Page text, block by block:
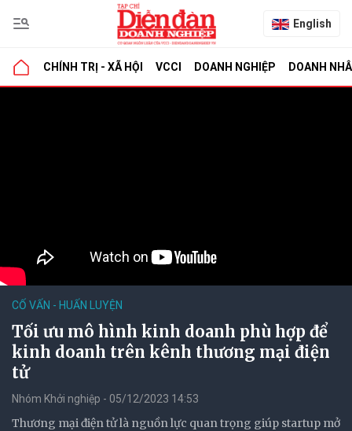
English
CHÍNH TRỊ - XÃ HỘI VCCI DOANH NGHIỆP DOANH
CỐ VẤN - HUẤN LUYỆN
Tối ưu mô hình kinh doanh phù hợp để
kinh doanh trên kênh thương mại điện
tử
Nhóm Khởi nghiệp - 05/12/2023 14:53
Thương mại điện tử là nguồn lực quan trọng giúp startup mở